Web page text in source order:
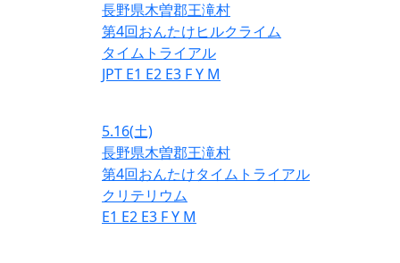
長野県木曽郡王滝村
第4回おんたけヒルクライム
タイムトライアル
JPT E1 E2 E3 FY M
5.16(土)
長野県木曽郡王滝村
第4回おんたけタイムトライアル
クリテリウム
E1 E2 E3 FY M